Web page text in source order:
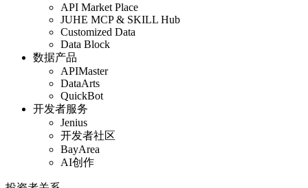
API Market Place
JUHE MCP & SKILL Hub
Customized Data
Data Block
数据产品
APIMaster
DataArts
QuickBot
开发者服务
Jenius
开发者社区
BayArea
AI创作